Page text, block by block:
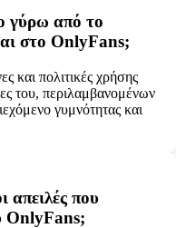
γύρω από το
στο OnlyFans;
και πολιτικές χρήσης
του, περιλαμβανομένων
γυμνότητας και
απειλές που
OnlyFans;